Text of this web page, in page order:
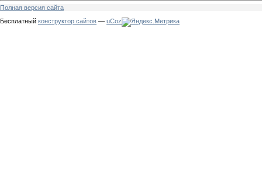
Полная версия сайта
Бесплатный конструктор сайтов — uCoz